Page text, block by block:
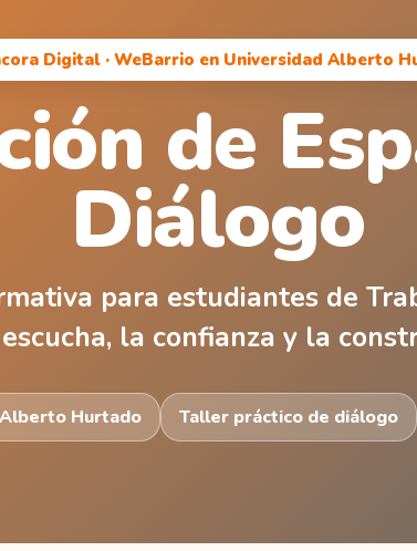
Digital · WeBarrio en Universidad Alberto
de
Diálogo
para estudiantes de
la confianza y la
Alberto Hurtado Taller práctico de diálogo